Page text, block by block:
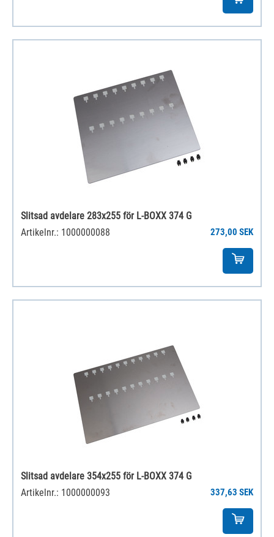
Slitsad avdelare 283x255 för L-BOXX 374 G
Artikelnr.: 1000000088
273,00 SEK
Slitsad avdelare 354x255 för L-BOXX 374 G
Artikelnr.: 1000000093
337,63 SEK